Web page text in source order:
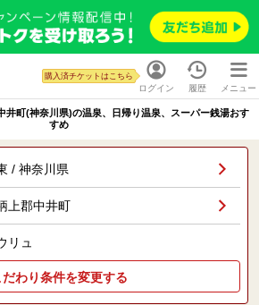
ログイン
購入済チケットはこちら
履歴 メニュー
井町(神奈川県)の温泉、日帰り温泉、スーパー銭湯おす
すめ
/ 神奈川県
上郡中井町
リュ
だわり条件を変更する